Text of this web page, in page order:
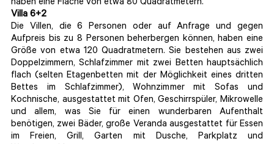
haben eine Fläche von etwa 80 Quadratmetern.
Villa 6+2
Die Villen, die 6 Personen oder auf Anfrage und gegen
Aufpreis bis zu 8 Personen beherbergen können, haben eine
Größe von etwa 120 Quadratmetern. Sie bestehen aus zwei
Doppelzimmern, Schlafzimmer mit zwei Betten hauptsächlich
flach (selten Etagenbetten mit der Möglichkeit eines dritten
Bettes im Schlafzimmer), Wohnzimmer mit Sofas und
Kochnische, ausgestattet mit Ofen, Geschirrspüler, Mikrowelle
und allem, was Sie für einen wunderbaren Aufenthalt
benötigen, zwei Bäder, große Veranda ausgestattet für Essen
im Freien, Grill, Garten mit Dusche, Parkplatz und